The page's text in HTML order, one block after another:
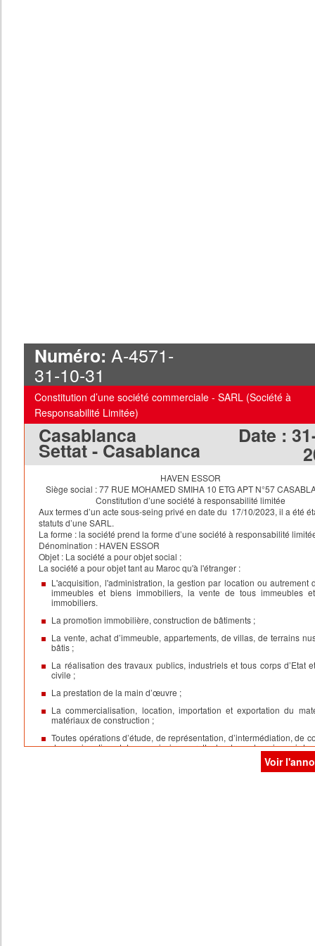
Numéro: A-4571-
31-10-31
Constitution d’une société commerciale - SARL (Société à
Responsabilité Limitée)
Casablanca
Settat - Casablanca
Date :
HAVEN ESSOR
Siège social :77 RUE MOHAMED SMIHA 10 ETG APT N°57
Constitution d’une société à responsabilité limitée
Aux termes d’un acte sous-seing privé en date du 17/10/2023, il a été
statuts d’une SARL.
La forme : la société prend la forme d’une société à responsabilité
Dénomination : HAVEN ESSOR
Objet : La société a pour objet social :
La société a pour objet tant au Maroc qu'à l'étranger :
L'acquisition, l'administration, la gestion par location ou autrement
immeubles et biens immobiliers, la vente de tous immeubles
immobiliers.
La promotion immobilière, construction de bâtiments ;
La vente, achat d’immeuble, appartements, de villas, de terrains
bâtis ;
La réalisation des travaux publics, industriels et tous corps d’Etat
civile ;
La prestation de la main d’œuvre ;
La commercialisation, location, importation et exportation du
matériaux de construction ;
Toutes opérations d’étude, de représentation, d’intermédiation, de
de consignation et de commission se rattachant aux domaines ci-
La prise de participation ou d’intérêt sous une forme quelconque
toutes sociétés, entreprises, établissements ou affaires ayant un
Voir